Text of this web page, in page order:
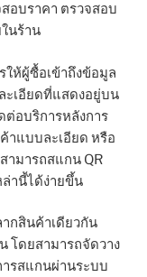
อบราคา ตรวจสอบ
นร้าน
ห้ผู้ซื้อเข้าถึงข้อมูล
ะเอียดที่แสดงอยู่บน
ต่อบริการหลังการ
าแบบละเอียด หรือ
ามารถสแกน QR
ล่านี้ได้ง่ายขึ้น
กสินค้าเดียวกัน
โดยสามารถจัดวาง
รสแกนผ่านระบบ